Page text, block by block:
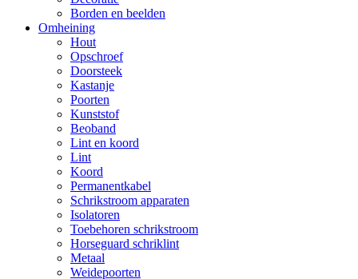
Borden en beelden
Omheining
Hout
Opschroef
Doorsteek
Kastanje
Poorten
Kunststof
Beoband
Lint en koord
Lint
Koord
Permanentkabel
Schrikstroom apparaten
Isolatoren
Toebehoren schrikstroom
Horseguard schriklint
Metaal
Weidepoorten